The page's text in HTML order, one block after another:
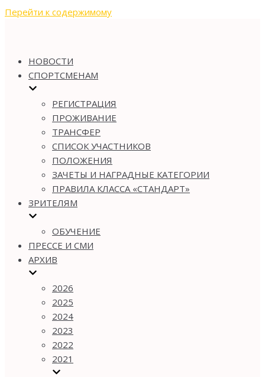
Перейти к содержимому
НОВОСТИ
СПОРТСМЕНАМ
РЕГИСТРАЦИЯ
ПРОЖИВАНИЕ
ТРАНСФЕР
СПИСОК УЧАСТНИКОВ
ПОЛОЖЕНИЯ
ЗАЧЕТЫ И НАГРАДНЫЕ КАТЕГОРИИ
ПРАВИЛА КЛАССА «СТАНДАРТ»
ЗРИТЕЛЯМ
ОБУЧЕНИЕ
ПРЕССЕ И СМИ
АРХИВ
2026
2025
2024
2023
2022
2021